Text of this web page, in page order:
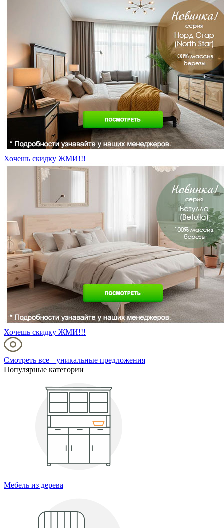
Хочешь скидку ЖМИ!!!
Хочешь скидку ЖМИ!!!
Смотреть все уникальные предложения
Популярные категории
Мебель из дерева